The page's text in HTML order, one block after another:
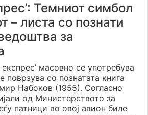
Темниот симбол
– листа со познати
за
масовно се употребува
поврзува со познатата книга
Набоков (1955). Согласно
од Министерството за
патници во овој авион биле